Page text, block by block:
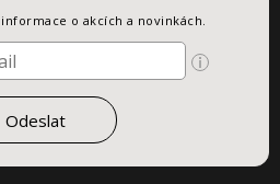
o akcích a novinkách.